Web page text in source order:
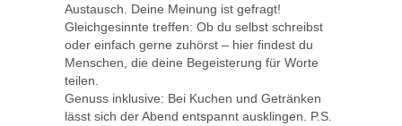
Austausch. Deine Meinung ist gefragt!
Gleichgesinnte treffen: Ob du selbst schreibst
oder einfach gerne zuhörst – hier findest du
Menschen, die deine Begeisterung für Worte
teilen.
Genuss inklusive: Bei Kuchen und Getränken
lässt sich der Abend entspannt ausklingen. P.S.